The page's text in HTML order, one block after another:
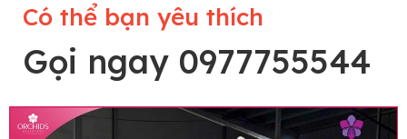
Có thể bạn yêu thích
Gọi ngay 0977755544